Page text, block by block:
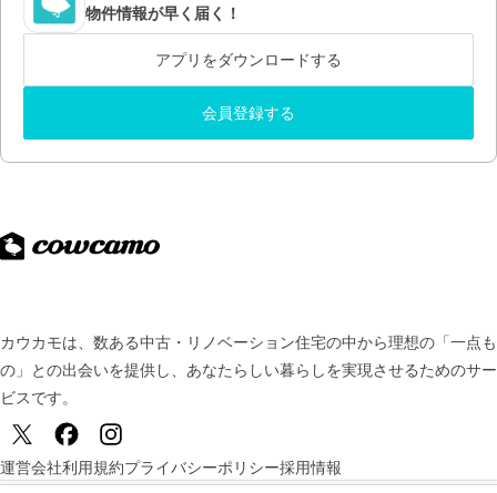
物件情報が早く届く！
アプリをダウンロードする
会員登録する
カウカモは、数ある中古・リノベーション住宅の中から理想の「一点も
の」との出会いを提供し、 あなたらしい暮らしを実現させるためのサー
ビスです。
運営会社利用規約プライバシーポリシー採用情報